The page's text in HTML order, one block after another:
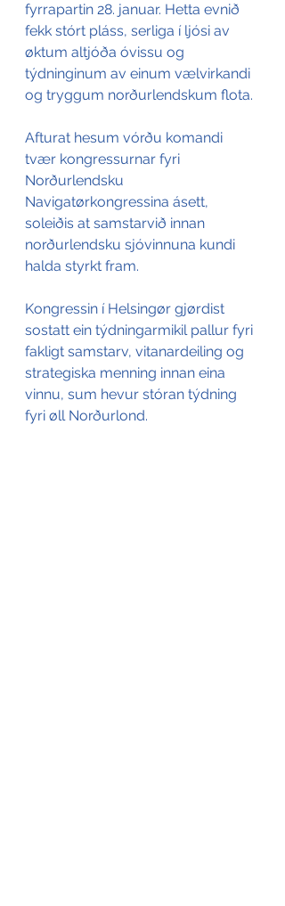
fyrrapartin 28. januar. Hetta evnið
fekk stórt pláss, serliga í ljósi av
øktum altjóða óvissu og
týdninginum av einum vælvirkandi
og tryggum norðurlendskum flota.
Afturat hesum vórðu komandi
tvær kongressurnar fyri
Norðurlendsku
Navigatørkongressina ásett,
soleiðis at samstarvið innan
norðurlendsku sjóvinnuna kundi
halda styrkt fram.
Kongressin í Helsingør gjørdist
sostatt ein týdningarmikil pallur fyri
fakligt samstarv, vitanardeiling og
strategiska menning innan eina
vinnu, sum hevur stóran týdning
fyri øll Norðurlond.